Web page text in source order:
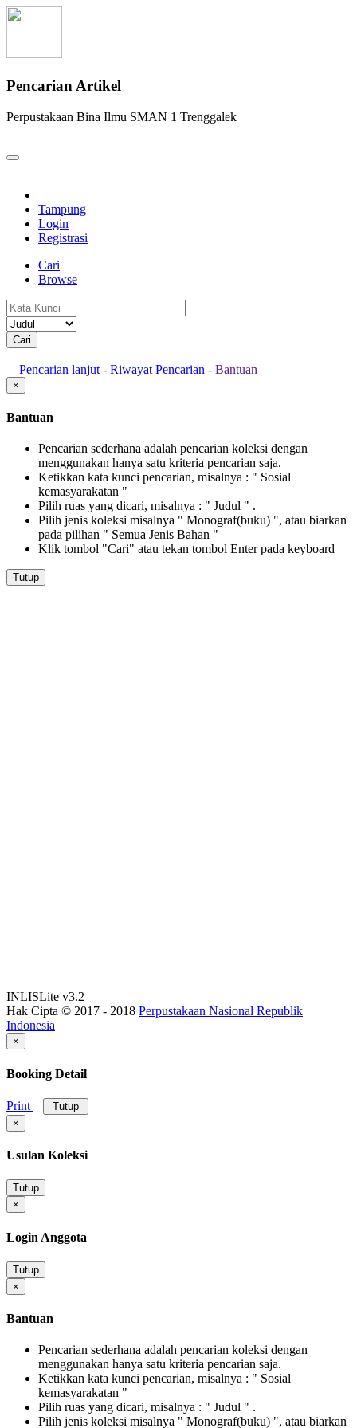
Pencarian Artikel
Perpustakaan Bina Ilmu SMAN 1 Trenggalek
Tampung
Login
Registrasi
Cari
Browse
Pencarian lanjut - Riwayat Pencarian - Bantuan
×
Bantuan
Pencarian sederhana adalah pencarian koleksi dengan
menggunakan hanya satu kriteria pencarian saja.
Ketikkan kata kunci pencarian, misalnya : " Sosial
kemasyarakatan "
Pilih ruas yang dicari, misalnya : " Judul " .
Pilih jenis koleksi misalnya " Monograf(buku) ", atau biarkan
pada pilihan " Semua Jenis Bahan "
Klik tombol "Cari" atau tekan tombol Enter pada keyboard
Tutup
INLISLite v3.2
Hak Cipta © 2017 - 2018 Perpustakaan Nasional Republik
Indonesia
×
Booking Detail
Print
Tutup
×
Usulan Koleksi
Tutup
×
Login Anggota
Tutup
×
Bantuan
Pencarian sederhana adalah pencarian koleksi dengan
menggunakan hanya satu kriteria pencarian saja.
Ketikkan kata kunci pencarian, misalnya : " Sosial
kemasyarakatan "
Pilih ruas yang dicari, misalnya : " Judul " .
Pilih jenis koleksi misalnya " Monograf(buku) ", atau biarkan